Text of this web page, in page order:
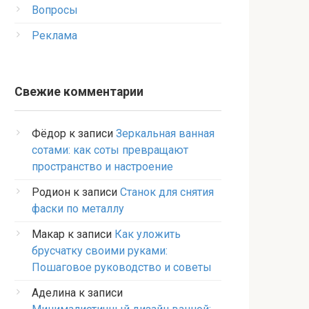
Вопросы
Реклама
Свежие комментарии
Фёдор к записи Зеркальная ванная
сотами: как соты превращают
пространство и настроение
Родион к записи Станок для снятия
фаски по металлу
Макар к записи Как уложить
брусчатку своими руками:
Пошаговое руководство и советы
Аделина к записи